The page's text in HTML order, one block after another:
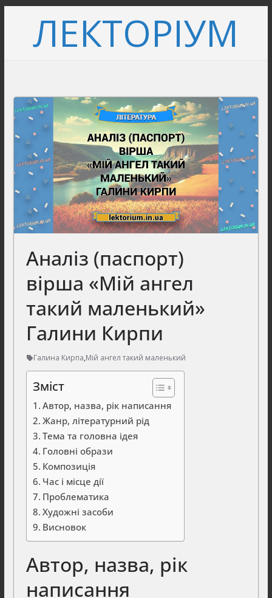
вмістуЛЕКТОРІУМ
Аналіз (паспорт)
вірша «Мій ангел
такий маленький»
Галини Кирпи
Галина Кирпа,Мій ангел такий маленький
Зміст
Автор, назва, рік написання
Жанр, літературний рід
Тема та головна ідея
Головні образи
Композиція
Час і місце дії
Проблематика
Художні засоби
Висновок
Автор, назва, рік
написання